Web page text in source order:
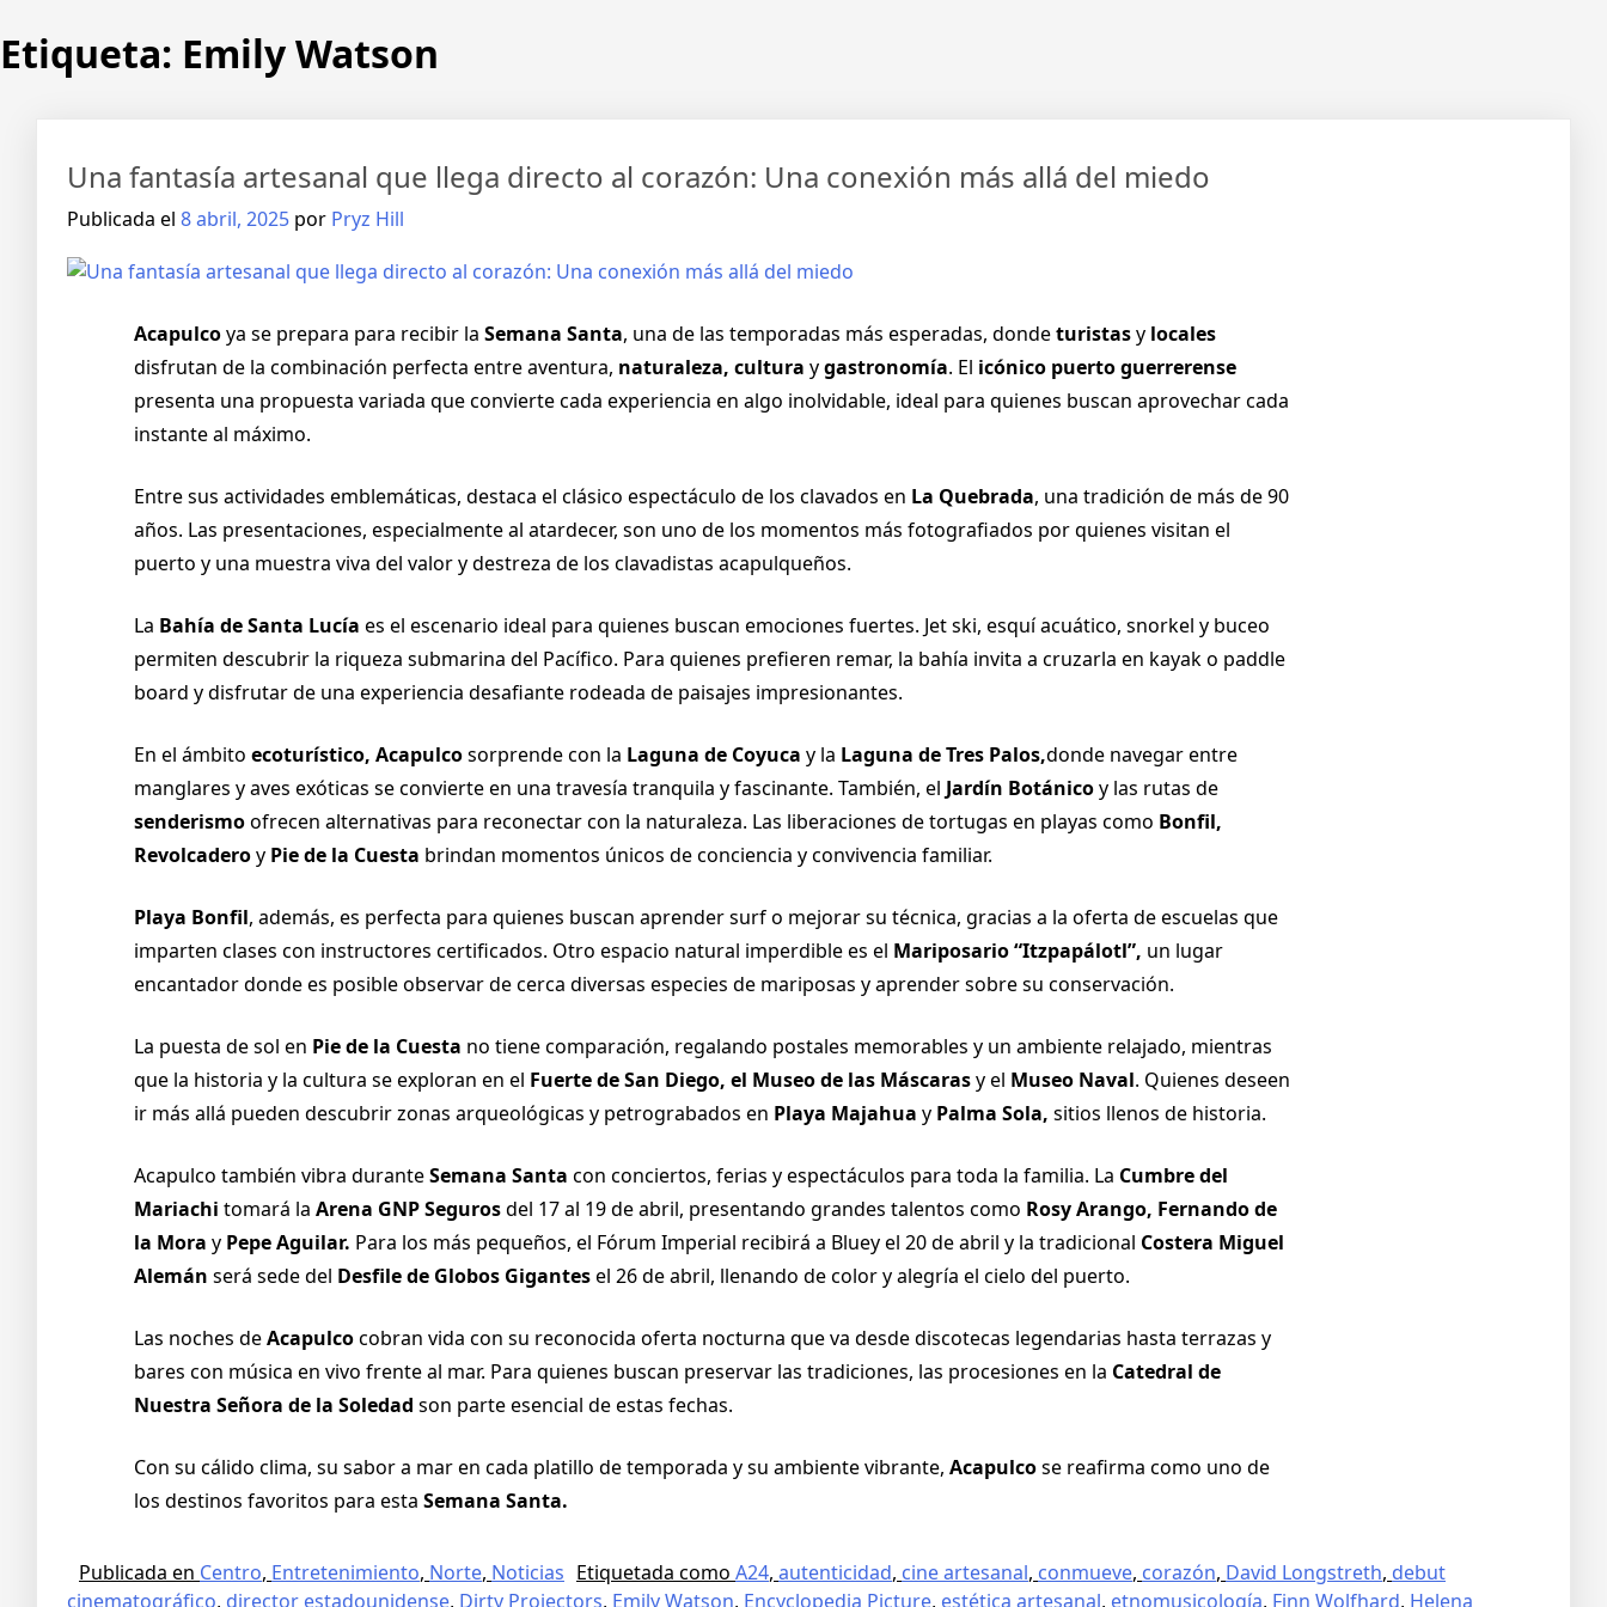
Etiqueta: Emily Watson
Una fantasía artesanal que llega directo al corazón: Una conexión más allá del miedo
Publicada el 8 abril, 2025 por Pryz Hill
Acapulcoya se prepara para recibir la Semana Santa, una de las temporadas más esperadas, dondeturistasy locales
disfrutan de la combinación perfecta entre aventura, naturaleza, cultura ygastronomía. El icónico puerto guerrerense
presenta una propuesta variada que convierte cada experiencia en algo inolvidable, ideal para quienes buscan aprovechar cada
instante al máximo.
Entre sus actividades emblemáticas, destaca el clásico espectáculo de los clavados en La Quebrada, una tradición de más de 90
años. Las presentaciones, especialmente al atardecer, son uno de los momentos más fotografiados por quienes visitan el
puerto y una muestra viva del valor y destreza de los clavadistas acapulqueños.
La Bahía de Santa Lucía es el escenario ideal para quienes buscan emociones fuertes. Jet ski, esquí acuático, snorkel y buceo
permiten descubrir la riqueza submarina del Pacífico. Para quienes prefieren remar, la bahía invita a cruzarla en kayak o paddle
board y disfrutar de una experiencia desafiante rodeada de paisajes impresionantes.
En el ámbito ecoturístico, Acapulcosorprende con la Laguna de Coyuca y la Laguna de Tres Palos,donde navegar entre
manglares y aves exóticas se convierte en una travesía tranquila y fascinante. También, el Jardín Botánicoy las rutas de
senderismoofrecen alternativas para reconectar con la naturaleza. Las liberaciones de tortugas en playas como Bonfil,
Revolcaderoy Pie de la Cuesta brindan momentos únicos de conciencia y convivencia familiar.
Playa Bonfil, además, es perfecta para quienes buscan aprender surf o mejorar su técnica, gracias a la oferta de escuelas que
imparten clases con instructores certificados. Otro espacio natural imperdible es el Mariposario “Itzpapálotl”, un lugar
encantador donde es posible observar de cerca diversas especies de mariposas y aprender sobre su conservación.
La puesta de sol en Pie de la Cuesta no tiene comparación, regalando postales memorables y un ambiente relajado, mientras
que la historia y la cultura se exploran en el Fuerte de San Diego, el Museo de las Máscarasy el Museo Naval. Quienes deseen
ir más allá pueden descubrir zonas arqueológicas y petrograbados en Playa Majahua y Palma Sola, sitios llenos de historia.
Acapulco también vibra duranteSemana Santa con conciertos, ferias y espectáculos para toda la familia. La Cumbre del
Mariachi tomará la Arena GNP Segurosdel 17 al 19 de abril, presentando grandes talentos como Rosy Arango, Fernando de
la Mora y Pepe Aguilar. Para los más pequeños, el Fórum Imperial recibirá a Bluey el 20 de abril y la tradicional Costera Miguel
Alemán será sede del Desfile de Globos Gigantesel 26 de abril, llenando de color y alegría el cielo del puerto.
Las noches deAcapulcocobran vida con su reconocida oferta nocturna que va desde discotecas legendarias hasta terrazas y
bares con música en vivo frente al mar. Para quienes buscan preservar las tradiciones, las procesiones en la Catedral de
Nuestra Señora de la Soledad son parte esencial de estas fechas.
Con su cálido clima, su sabor a mar en cada platillo de temporada y su ambiente vibrante, Acapulcose reafirma como uno de
los destinos favoritos para esta Semana Santa.
Publicada en Centro, Entretenimiento, Norte, Noticias Etiquetada como A24, autenticidad, cine artesanal, conmueve, corazón, David Longstreth, debut
cinematográfico, director estadounidense, Dirty Projectors, Emily Watson, Encyclopedia Picture, estética artesanal, etnomusicología, Finn Wolfhard, Helena